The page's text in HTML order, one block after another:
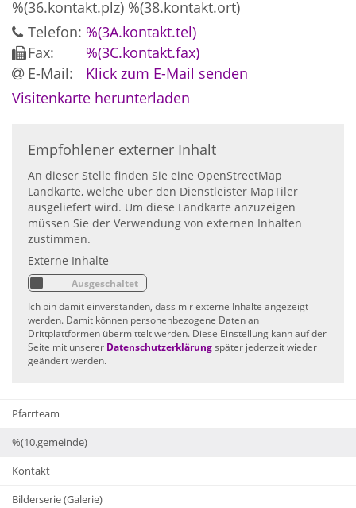
%(36.kontakt.plz) %(38.kontakt.ort)
Telefon: %(3A.kontakt.tel)
Fax:
%(3C.kontakt.fax)
E-Mail:
Klick zum E-Mail senden
Visitenkarte herunterladen
Empfohlener externer Inhalt
An dieser Stelle finden Sie eine OpenStreetMap
Landkarte, welche über den Dienstleister MapTiler
ausgeliefert wird. Um diese Landkarte anzuzeigen
müssen Sie der Verwendung von externen Inhalten
zustimmen.
Externe Inhalte
Ich bin damit einverstanden, dass mir externe Inhalte angezeigt
werden. Damit können personenbezogene Daten an
Drittplattformen übermittelt werden. Diese Einstellung kann auf der
Seite mit unserer Datenschutzerklärungspäter jederzeit wieder
geändert werden.
Pfarrteam
%(10.gemeinde)
Kontakt
Bilderserie (Galerie)